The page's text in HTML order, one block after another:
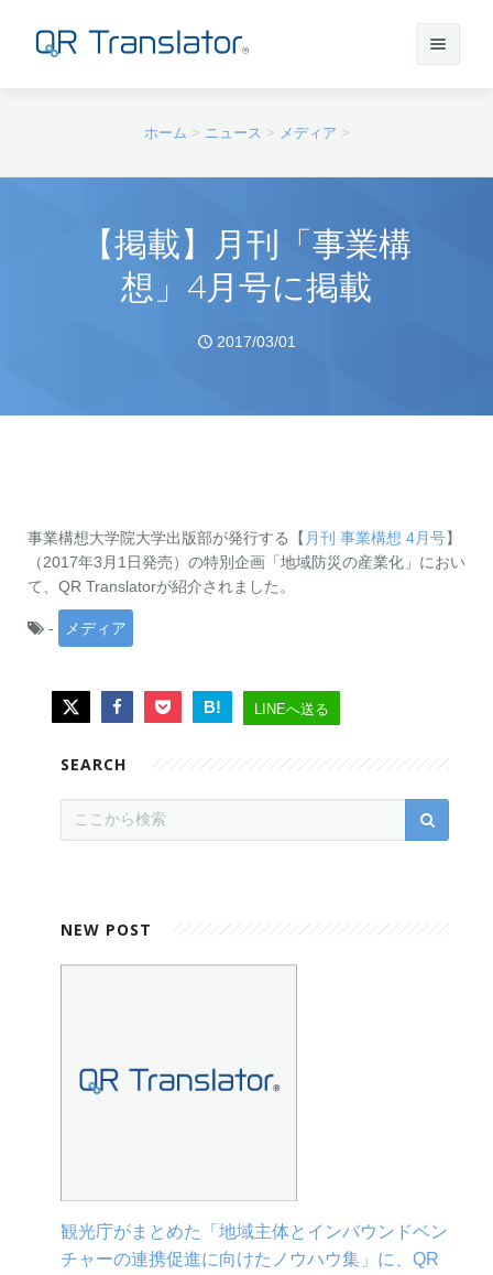
サインイン
QR Translatorについて
資料ダウンロード
アップデート情報
ブログ
マニュアル
Q&A
お問い合わせ
English
ホーム > ニュース > メディア >
【掲載】月刊「事業構
想」4月号に掲載
2017/03/01
事業構想大学院大学出版部が発行する【 月刊 事業構想 4月号】
（2017年3月1日発売）の特別企画「地域防災の産業化」におい
て、QR Translatorが紹介されました。
- メディア
B! LINEへ送る
SEARCH
NEW POST
観光庁がまとめた「地域主体とインバウンドベン
チャーの連携促進に向けたノウハウ集」に、QR